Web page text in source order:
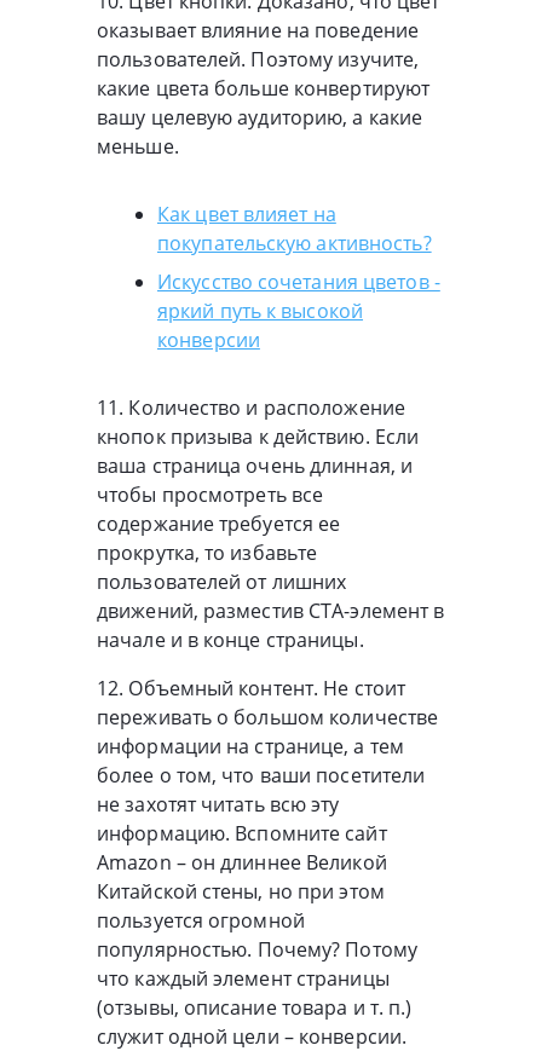
оказывает влияние на поведение
пользователей. Поэтому изучите,
какие цвета больше конвертируют
вашу целевую аудиторию, а какие
меньше.
Как цвет влияет на
покупательскую активность?
Искусство сочетания цветов -
яркий путь к высокой
конверсии
11. Количество и расположение
кнопок призыва к действию. Если
ваша страница очень длинная, и
чтобы просмотреть все
содержание требуется ее
прокрутка, то избавьте
пользователей от лишних
движений, разместив СТА-элемент в
начале и в конце страницы.
12. Объемный контент. Не стоит
переживать о большом количестве
информации на странице, а тем
более о том, что ваши посетители
не захотят читать всю эту
информацию. Вспомните сайт
Amazon – он длиннее Великой
Китайской стены, но при этом
пользуется огромной
популярностью. Почему? Потому
что каждый элемент страницы
(отзывы, описание товара и т. п.)
служит одной цели – конверсии.